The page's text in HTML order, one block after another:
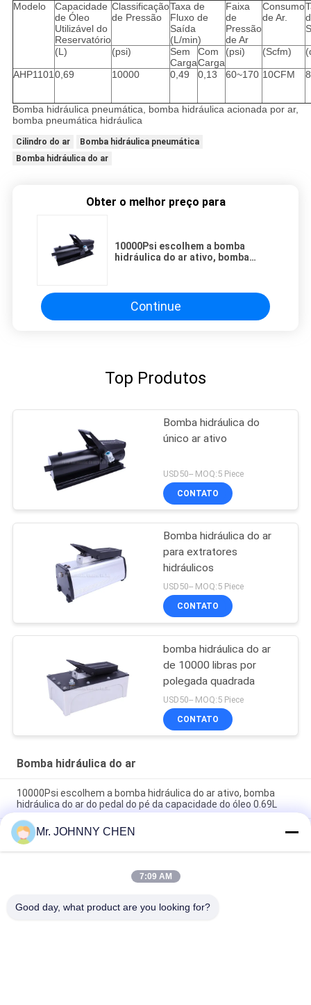
Modelo
Capacidade
de Óleo
Utilizável do
Reservatório
Classificação
de Pressão
Taxa de
Fluxo de
Saída
(L/min)
Faixa
de
Pressão
de Ar
Consumo
de Ar.
(L) (psi)
Sem
Carga
Com
Carga
(psi) (Scfm)
AHP1101 0,69 10000 0,49 0,13 60~170 10CFM
Bomba hidráulica pneumática, bomba hidráulica acionada por ar,
bomba pneumática hidráulica
Cilindro do ar
Bomba hidráulica pneumática
Bomba hidráulica do ar
Obter o melhor preço para
10000Psi escolhem a bomba
hidráulica do ar ativo, bomba
Continue
Top Produtos
Bomba hidráulica do
único ar ativo
USD50-- MOQ:5 Piece
CONTATO
Bomba hidráulica do ar
para extratores
hidráulicos
USD50-- MOQ:5 Piece
CONTATO
bomba hidráulica do ar
de 10000 libras por
polegada quadrada
USD50-- MOQ:5 Piece
CONTATO
Bomba hidráulica do ar
10000Psi escolhem a bomba hidráulica do ar ativo, bomba
hidráulica do ar do pedal do pé da capacidade do óleo 0.69L
bomba hidráulica do ar da pressão de funcionamento 70Mpa
da capacidade do óleo 1.7L para ram hidráulicas
3.2L a bomba hidráulica 3/8-18NPT do ar portátil da pressão
de funcionamento do reservatório 10000PSI escolhe a
Mr. JOHNNY CHEN
7:09 AM
Good day, what product are you looking for?